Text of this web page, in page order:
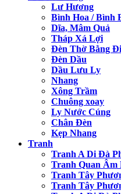
Lư Hương
Bình Hoa / Bình
Dĩa, Mâm Quả
Tháp Xá Lợi
Đèn Thờ Bằng
Đèn Dầu
Dầu Lưu Ly
Nhang
Xông Trầm
Chuông xoay
Ly Nước Cúng
Chân Đèn
Kẹp Nhang
Tranh
Tranh A Di Đà
Tranh Quan Âm
Tranh Tây
Tranh Tây